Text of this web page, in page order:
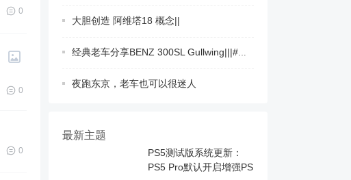
0
0
0
大胆创造 阿维塔18 概念||
经典老车分享BENZ 300SL Gullwing|||#老爷车
夜跑东京，老车也可以很迷人 ​​​
最新主题
PS5测试版系统更新：
PS5 Pro默认开启增强PS